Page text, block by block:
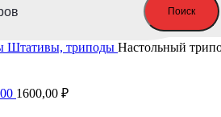
Поиск
Штативы, триподы Настольный
1600,00 ₽